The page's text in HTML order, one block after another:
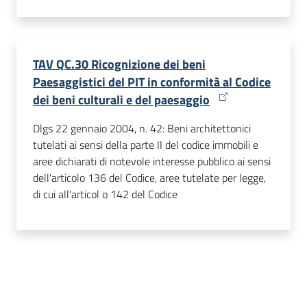
TAV QC.30 Ricognizione dei beni
Paesaggistici del PIT in conformità al Codice
dei beni culturali e del paesaggio
Dlgs 22 gennaio 2004, n. 42: Beni architettonici
tutelati ai sensi della parte II del codice immobili e
aree dichiarati di notevole interesse pubblico ai sensi
dell'articolo 136 del Codice, aree tutelate per legge,
di cui all'articol o 142 del Codice